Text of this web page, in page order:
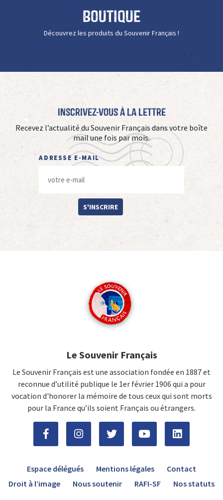
Boutique
Découvrez les produits du Souvenir Français !
Inscrivez-vous à La Lettre
Recevez l’actualité du Souvenir Français dans votre boîte
mail une fois par mois.
ADRESSE E-MAIL
S'INSCRIRE
Le Souvenir Français
Le Souvenir Français est une association fondée en 1887 et
reconnue d’utilité publique le 1er février 1906 qui a pour
vocation d'honorer la mémoire de tous ceux qui sont morts
pour la France qu’ils soient Français ou étrangers.
Espace délégués Mentions légales
Contact
Droit à l’image
Nous soutenir RAFI-SF Nos statuts